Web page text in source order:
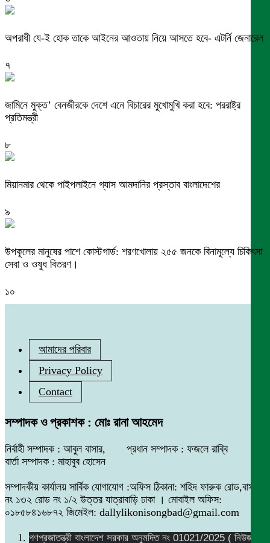
অপরাধী যে-ই হোক তাকে আইনের আওতায় নিয়ে আসতে হবে- এটর্নি জেনারেল
৭
জামিনে মুক্ত’ বেনজীরকে দেশে এনে বিচারের মুখোমুখি করা হবে: পররাষ্ট্র
প্রতিমন্ত্রী
৮
মিয়ানমার থেকে পাইপলাইনে গ্যাস আমদানির প্রস্তাব বাংলাদেশের
৯
উপকূলের মানুষের পাশে কোস্টগার্ড: শরণখোলায় ২৫৫ জনকে বিনামূল্যে চিকিৎসা
সেবা ও ওষুধ বিতরণ।
১০
আমাদের পরিবার
Privacy Policy
Contact
সম্পাদক ও প্রকাশক : মোঃ রানা আহমেদ
নির্বাহী সম্পাদক : আবুল বাসার, প্রধান সম্পাদক : ফজলে রাব্বি
বার্তা সম্পাদক : মাহাবুব হোসেন
সম্পাদকীয় কার্যালয় সার্বিক যোগাযোগ :অফিস ঠিকানা: শহিদ ফারুক রোড,বাসা
নং ১৩২ রোড নং ১/২ উত্তর যাত্রাবাড়ি ঢাকা । মোবাইল অফিস:
০১৮৫৮৪১৬৮৭২ জিমেইল: dallylikonisongbad@gmail.com
গণপ্রজাতন্ত্রী বাংলাদেশ সরকার অনুমদিত নং 01021/2025 ( নিউজ